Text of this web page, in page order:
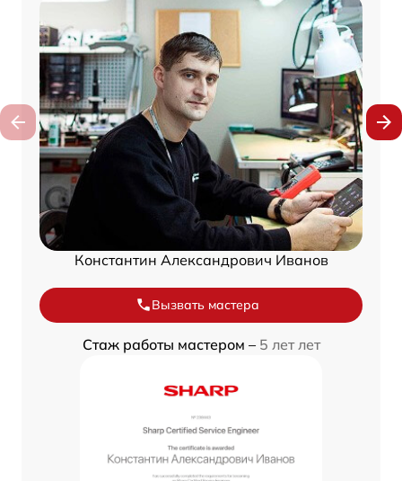
Константин Александрович Иванов
Вызвать мастера
Стаж работы мастером – 5 лет лет